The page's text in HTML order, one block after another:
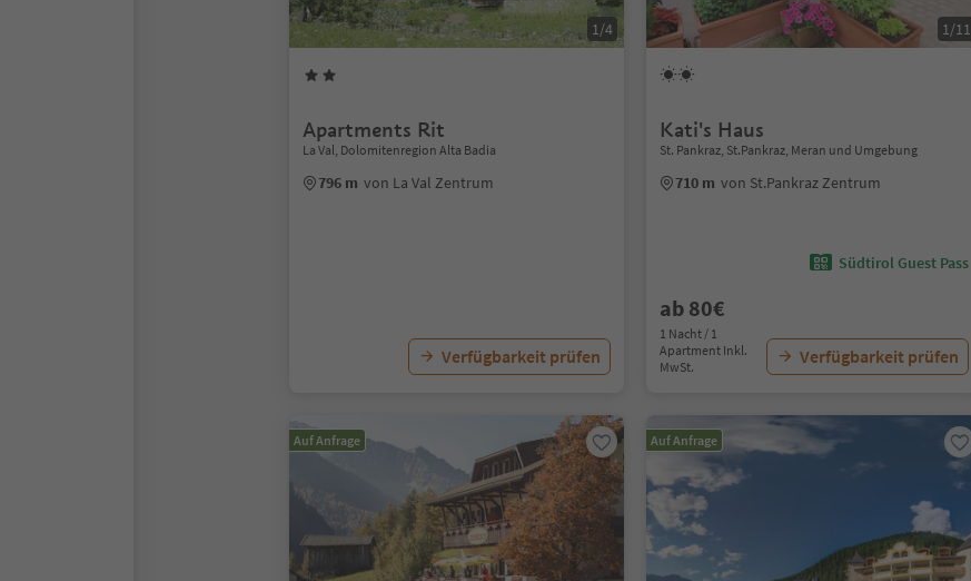
1/4
Apartments Rit
La Val, Dolomitenregion Alta Badia
796 m von La Val Zentrum
Verfügbarkeit prüfen
1/11
Kati's Haus
St. Pankraz, St.Pankraz, Meran und Umgebung
710 m von St.Pankraz Zentrum
Südtirol Guest Pass
ab 80€
1 Nacht / 1
Apartment Inkl.
MwSt.
Verfügbarkeit prüfen
Auf Anfrage Auf Anfrage